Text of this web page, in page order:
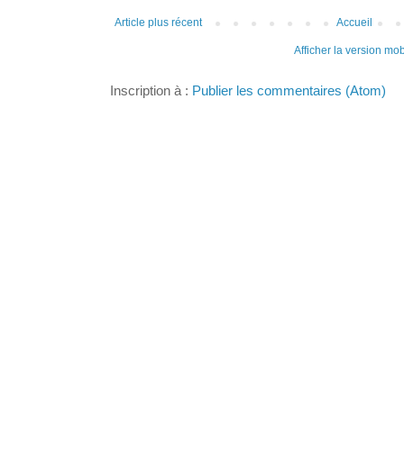
Article plus récent Accueil
Afficher la version
Inscription à : Publier les commentaires (Atom)